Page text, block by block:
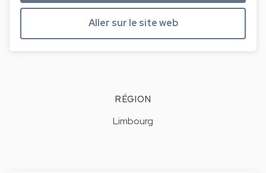
Aller sur le site web
RÉGION
Limbourg